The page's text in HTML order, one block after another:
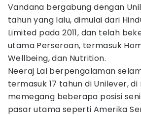
Vandana bergabung dengan
tahun yang lalu, dimulai dari
Limited pada 2011, dan telah
utama Perseroan, termasuk
Wellbeing, dan Nutrition.
Neeraj Lal berpengalaman
termasuk 17 tahun di Unilever, di
memegang beberapa posisi
pasar utama seperti Amerika